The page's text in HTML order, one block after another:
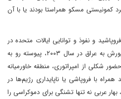
کمونیستی مسکو همراستا بودند یا با آن
جماهیر شوروی در سال ۱۹۹۱ فروپاشید و نفوذ و توانایی ایالات متحده در
توان افکنی در منطقه هم از زمان یورش به عراق در سال ۲۰۰۳، پیوسته رو به
شکلی از امپراتوری، منطقه خاورمیانه
با فروپاشی یا ناپایداری رژیم‌ها در
عربی نه تنها تشنگی برای دموکراسی را